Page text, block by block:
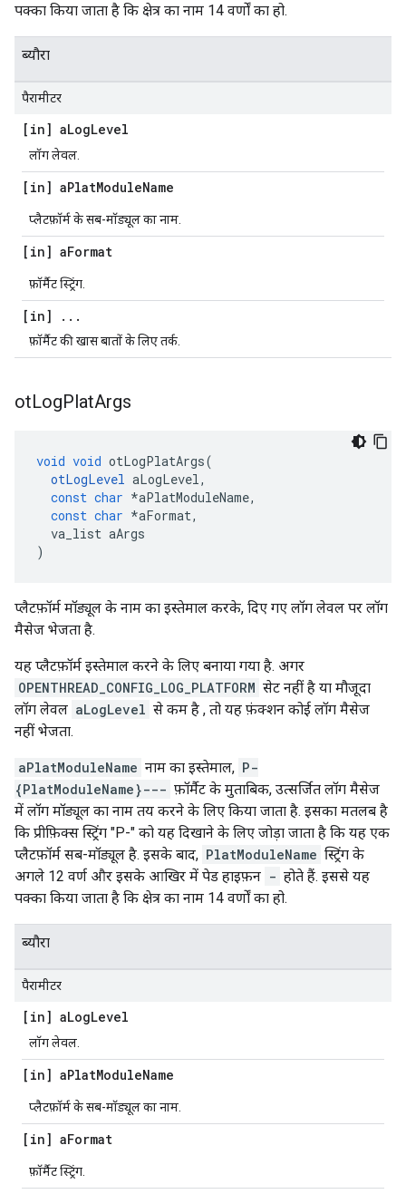
पक्का किया जाता है कि क्षेत्र का नाम 14 वर्णों का हो.
ब्यौरा
पैरामीटर
[in] aLogLevel
लॉग लेवल.
[in] aPlatModuleName
प्लैटफ़ॉर्म के सब-मॉड्यूल का नाम.
[in] aFormat
फ़ॉर्मैट स्ट्रिंग.
[in] . . .
फ़ॉर्मैट की खास बातों के लिए तर्क.
otLogPlatArgs
void void otLogPlatArgs(
otLogLevel aLogLevel,
const char *aPlatModuleName,
const char *aFormat,
va_list aArgs
)
प्लैटफ़ॉर्म मॉड्यूल के नाम का इस्तेमाल करके, दिए गए लॉग लेवल पर लॉग
मैसेज भेजता है.
यह प्लैटफ़ॉर्म इस्तेमाल करने के लिए बनाया गया है. अगर
OPENTHREAD_CONFIG_LOG_PLATFORM सेट नहीं है या मौजूदा
लॉग लेवल aLogLevel से कम है , तो यह फ़ंक्शन कोई लॉग मैसेज
नहीं भेजता.
aPlatModuleName नाम का इस्तेमाल, P-
{PlatModuleName}--- फ़ॉर्मैट के मुताबिक, उत्सर्जित लॉग मैसेज
में लॉग मॉड्यूल का नाम तय करने के लिए किया जाता है. इसका मतलब है
कि प्रीफ़िक्स स्ट्रिंग "P-" को यह दिखाने के लिए जोड़ा जाता है कि यह एक
प्लैटफ़ॉर्म सब-मॉड्यूल है. इसके बाद, PlatModuleName स्ट्रिंग के
अगले 12 वर्ण और इसके आखिर में पेड हाइफ़न - होते हैं. इससे यह
पक्का किया जाता है कि क्षेत्र का नाम 14 वर्णों का हो.
ब्यौरा
पैरामीटर
[in] aLogLevel
लॉग लेवल.
[in] aPlatModuleName
प्लैटफ़ॉर्म के सब-मॉड्यूल का नाम.
[in] aFormat
फ़ॉर्मैट स्ट्रिंग.